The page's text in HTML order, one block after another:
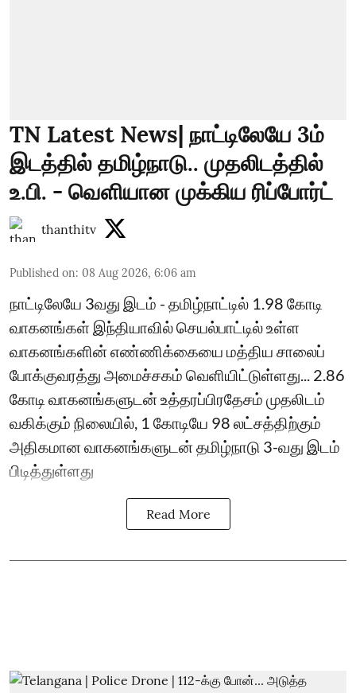
TN Latest News| நாட்டிலேயே 3ம்
இடத்தில் தமிழ்நாடு.. முதலிடத்தில்
உ.பி. - வெளியான முக்கிய ரிப்போர்ட்
thanthitv
Published on: 08 Aug 2026, 6:06 am
நாட்டிலேயே 3வது இடம் - தமிழ்நாட்டில் 1.98 கோடி
வாகனங்கள் இந்தியாவில் செயல்பாட்டில் உள்ள
வாகனங்களின் எண்ணிக்கையை மத்திய சாலைப்
போக்குவரத்து அமைச்சகம் வெளியிட்டுள்ளது... 2.86
கோடி வாகனங்களுடன் உத்தரப்பிரதேசம் முதலிடம்
வகிக்கும் நிலையில், 1 கோடியே 98 லட்சத்திற்கும்
அதிகமான வாகனங்களுடன் தமிழ்நாடு 3-வது இடம்
பிடித்துள்ளது
Read More